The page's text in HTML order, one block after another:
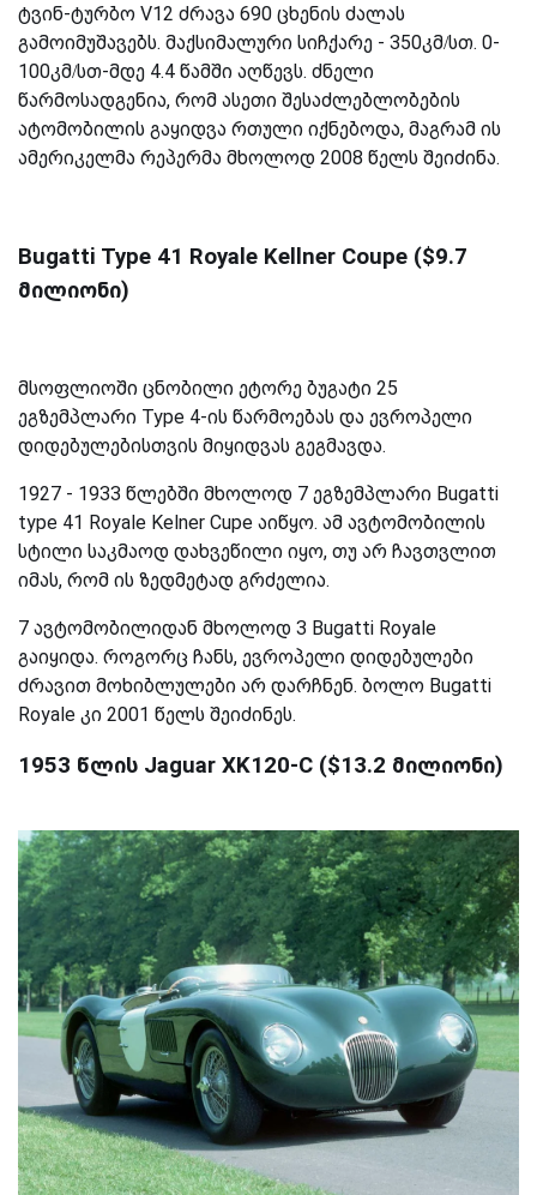
ტვინ-ტურბო V12 ძრავა 690 ცხენის ძალას
გამოიმუშავებს. მაქსიმალური სიჩქარე - 350კმ/სთ. 0-
100კმ/სთ-მდე 4.4 წამში აღწევს. ძნელი
წარმოსადგენია, რომ ასეთი შესაძლებლობების
ატომობილის გაყიდვა რთული იქნებოდა, მაგრამ ის
ამერიკელმა რეპერმა მხოლოდ 2008 წელს შეიძინა.
Bugatti Type 41 Royale Kellner Coupe ($9.7
მილიონი)
მსოფლიოში ცნობილი ეტორე ბუგატი 25
ეგზემპლარი Type 4-ის წარმოებას და ევროპელი
დიდებულებისთვის მიყიდვას გეგმავდა.
1927 - 1933 წლებში მხოლოდ 7 ეგზემპლარი Bugatti
type 41 Royale Kelner Cupe აიწყო. ამ ავტომობილის
სტილი საკმაოდ დახვეწილი იყო, თუ არ ჩავთვლით
იმას, რომ ის ზედმეტად გრძელია.
7 ავტომობილიდან მხოლოდ 3 Bugatti Royale
გაიყიდა. როგორც ჩანს, ევროპელი დიდებულები
ძრავით მოხიბლულები არ დარჩნენ. ბოლო Bugatti
Royale კი 2001 წელს შეიძინეს.
1953 წლის Jaguar XK120-C ($13.2 მილიონი)